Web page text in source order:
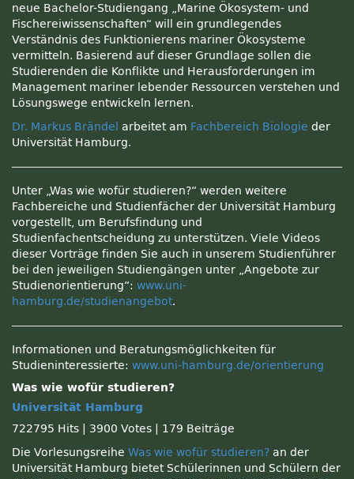
neue Bachelor-Studiengang „Marine Ökosystem- und
Fischereiwissenschaften“ will ein grundlegendes
Verständnis des Funktionierens mariner Ökosysteme
vermitteln. Basierend auf dieser Grundlage sollen die
Studierenden die Konflikte und Herausforderungen im
Management mariner lebender Ressourcen verstehen und
Lösungswege entwickeln lernen.
Dr. Markus Brändel arbeitet am Fachbereich Biologie der
Universität Hamburg.
Unter „Was wie wofür studieren?“ werden weitere
Fachbereiche und Studienfächer der Universität Hamburg
vorgestellt, um Berufsfindung und
Studienfachentscheidung zu unterstützen. Viele Videos
dieser Vorträge finden Sie auch in unserem Studienführer
bei den jeweiligen Studiengängen unter „Angebote zur
Studienorientierung“: www.uni-
hamburg.de/studienangebot.
Informationen und Beratungsmöglichkeiten für
Studieninteressierte: www.uni-hamburg.de/orientierung
Was wie wofür studieren?
Universität Hamburg
722795 Hits
3900 Votes
179 Beiträge
Die Vorlesungsreihe Was wie wofür studieren? an der
Universität Hamburg bietet Schülerinnen und Schülern der